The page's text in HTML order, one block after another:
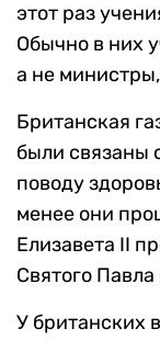
этот раз
Обычно в них
а не
Британская
были связаны
поводу
менее они
Елизавета II
Святого
У британских